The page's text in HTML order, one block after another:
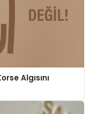
Algısını